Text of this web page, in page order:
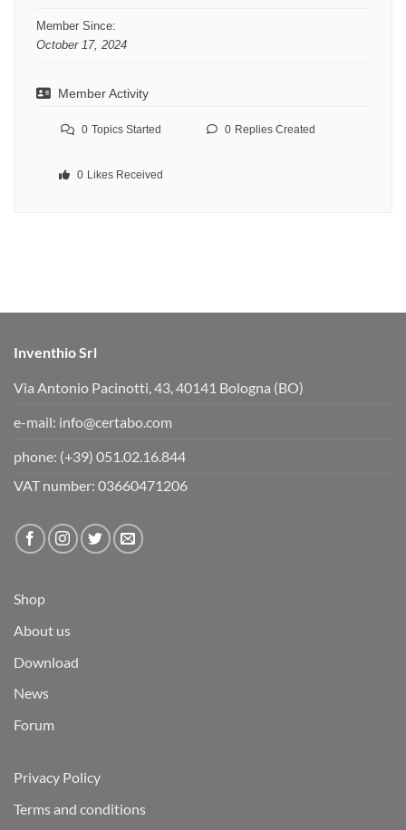
Member Since:
October 17, 2024
Member Activity
0 Topics Started 0 Replies Created
0 Likes Received
Inventhio Srl
Via Antonio Pacinotti, 43, 40141 Bologna (BO)
e-mail: info@certabo.com
phone: (+39) 051.02.16.844
VAT number: 03660471206
Shop
About us
Download
News
Forum
Privacy Policy
Terms and conditions